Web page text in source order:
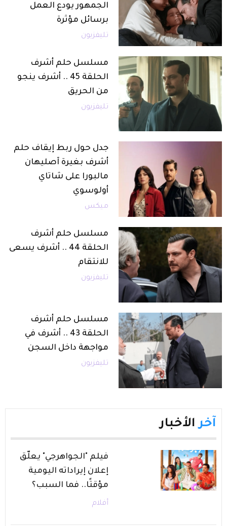
الجمهور يودع العمل
برسائل مؤثرة
تليفزيون
مسلسل حلم أشرف
الحلقة 45 .. أشرف ينجو
من الحريق
تليفزيون
جدل حول ربط إيقاف حلم
أشرف بغيرة آصليهان
مالبورا على شاتاي
أولوسوي
ميكس
مسلسل حلم أشرف
الحلقة 44 .. أشرف يسعى
للانتقام
تليفزيون
مسلسل حلم أشرف
الحلقة 43 .. أشرف في
مواجهة داخل السجن
تليفزيون
آخر الأخبار
فيلم "الجواهرجي" يعلّق
إعلان إيراداته اليومية
مؤقتًا.. فما السبب؟
أفلام